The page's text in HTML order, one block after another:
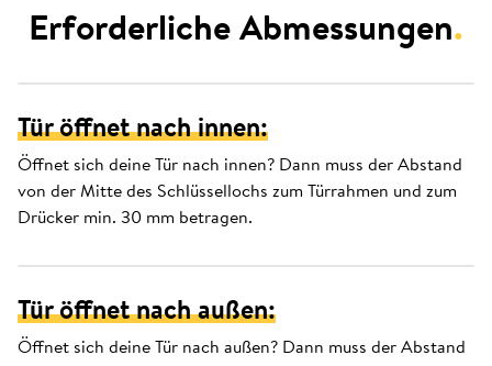
Erforderliche Abmessungen.
Tür öffnet nach innen:
Öffnet sich deine Tür nach innen? Dann muss der Abstand
von der Mitte des Schlüssellochs zum Türrahmen und zum
Drücker min. 30 mm betragen.
Tür öffnet nach außen:
Öffnet sich deine Tür nach außen? Dann muss der Abstand